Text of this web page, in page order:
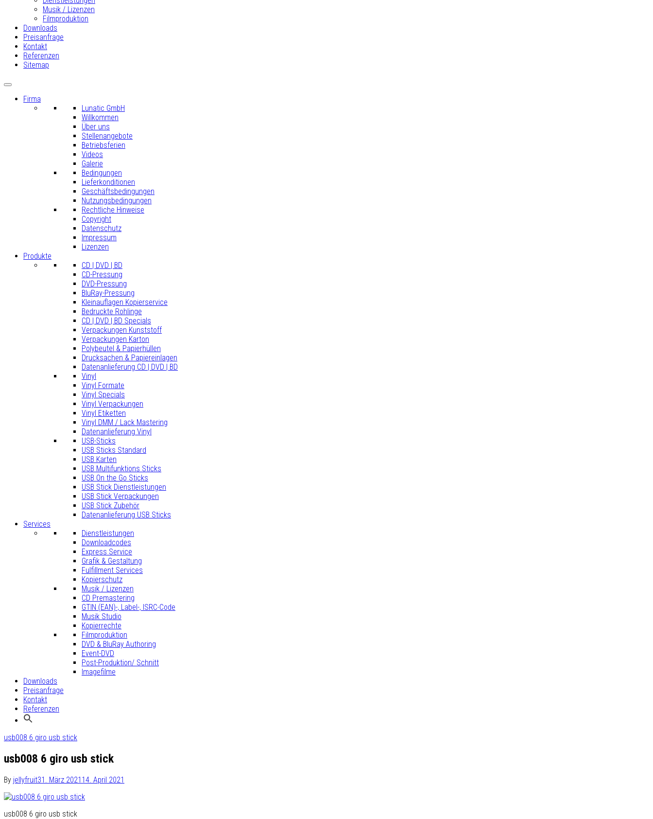
Musik / Lizenzen
Filmproduktion
Downloads
Preisanfrage
Kontakt
Referenzen
Sitemap
Firma
Lunatic GmbH
Willkommen
Über uns
Stellenangebote
Betriebsferien
Videos
Galerie
Bedingungen
Lieferkonditionen
Geschäftsbedingungen
Nutzungsbedingungen
Rechtliche Hinweise
Copyright
Datenschutz
Impressum
Lizenzen
Produkte
CD | DVD | BD
CD-Pressung
DVD-Pressung
BluRay-Pressung
Kleinauflagen Kopierservice
Bedruckte Rohlinge
CD | DVD | BD Specials
Verpackungen Kunststoff
Verpackungen Karton
Polybeutel & Papierhüllen
Drucksachen & Papiereinlagen
Datenanlieferung CD | DVD | BD
Vinyl
Vinyl Formate
Vinyl Specials
Vinyl Verpackungen
Vinyl Etiketten
Vinyl DMM / Lack Mastering
Datenanlieferung Vinyl
USB-Sticks
USB Sticks Standard
USB Karten
USB Multifunktions Sticks
USB On the Go Sticks
USB Stick Dienstleistungen
USB Stick Verpackungen
USB Stick Zubehör
Datenanlieferung USB Sticks
Services
Dienstleistungen
Downloadcodes
Express Service
Grafik & Gestaltung
Fulfillment Services
Kopierschutz
Musik / Lizenzen
CD Premastering
GTIN (EAN)-, Label-, ISRC-Code
Musik Studio
Kopierrechte
Filmproduktion
DVD & BluRay Authoring
Event-DVD
Post-Produktion/ Schnitt
Imagefilme
Downloads
Preisanfrage
Kontakt
Referenzen
usb008 6 giro usb stick
usb008 6 giro usb stick
By jellyfruit31. März 2021 14. April 2021
usb008 6 giro usb stick